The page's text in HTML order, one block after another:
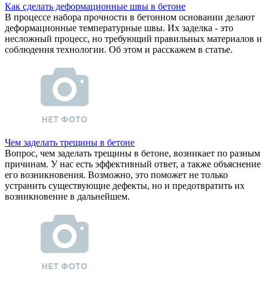
Как сделать деформационные швы в бетоне
В процессе набора прочности в бетонном основании делают
деформационные температурные швы. Их заделка - это
несложный процесс, но требующий правильных материалов и
соблюдения технологии. Об этом и расскажем в статье.
Чем заделать трещины в бетоне
Вопрос, чем заделать трещины в бетоне, возникает по разным
причинам. У нас есть эффективный ответ, а также объяснение
его возникновения. Возможно, это поможет не только
устранить существующие дефекты, но и предотвратить их
возникновение в дальнейшем.